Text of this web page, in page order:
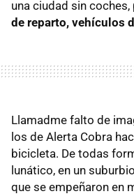
una ciudad sin coches,
de reparto, vehículos
Llamadme falto de
los de Alerta Cobra
bicicleta. De todas
lunático, en un
que se empeñaron en